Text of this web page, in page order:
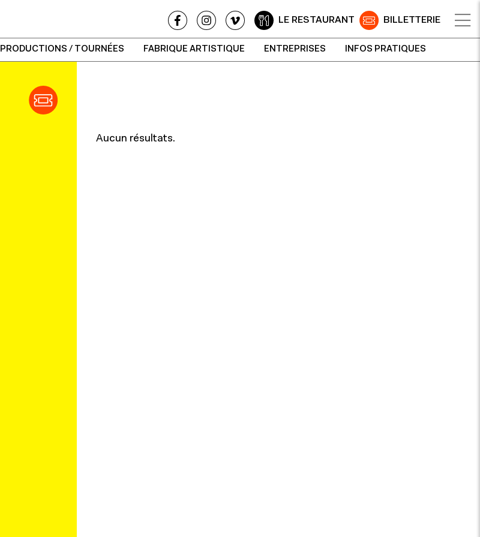
LE RESTAURANT BILLETTERIE
PRODUCTIONS / TOURNÉES FABRIQUE ARTISTIQUE ENTREPRISES INFOS PRATIQUES
Aucun résultats.